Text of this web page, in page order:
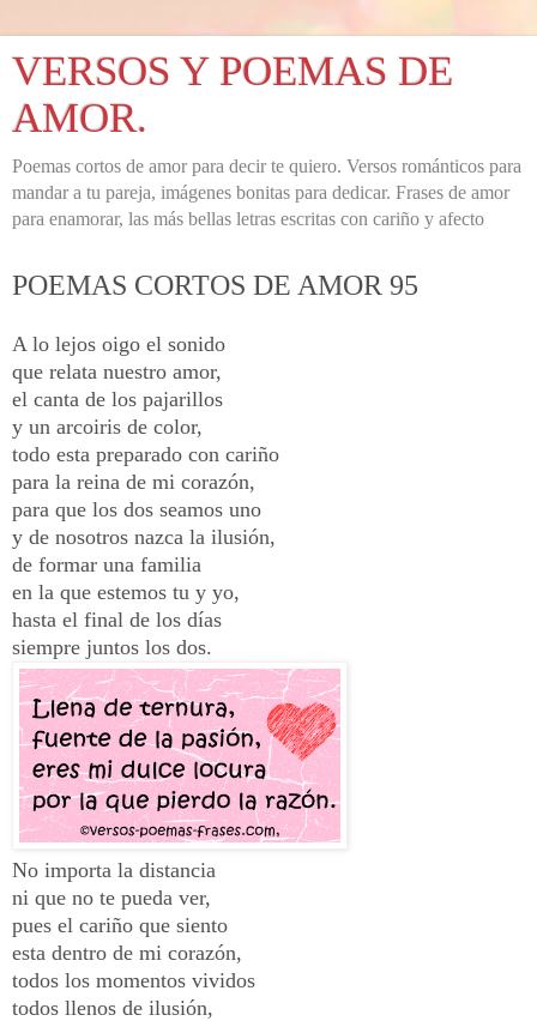
VERSOS Y POEMAS DE
AMOR.
Poemas cortos de amor para decir te quiero. Versos románticos para
mandar a tu pareja, imágenes bonitas para dedicar. Frases de amor
para enamorar, las más bellas letras escritas con cariño y afecto
POEMAS CORTOS DE AMOR 95
A lo lejos oigo el sonido
que relata nuestro amor,
el canta de los pajarillos
y un arcoiris de color,
todo esta preparado con cariño
para la reina de mi corazón,
para que los dos seamos uno
y de nosotros nazca la ilusión,
de formar una familia
en la que estemos tu y yo,
hasta el final de los días
siempre juntos los dos.
No importa la distancia
ni que no te pueda ver,
pues el cariño que siento
esta dentro de mi corazón,
todos los momentos vividos
todos llenos de ilusión,